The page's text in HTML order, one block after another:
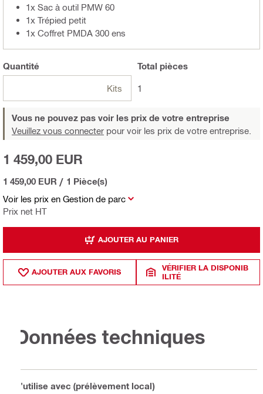
1x Sac à outil PMW 60
1x Trépied petit
1x Coffret PMDA 300 ens
Quantité
Kits
Total pièces
1
Vous ne pouvez pas voir les prix de votre entreprise
Veuillez vous connecter pour voir les prix de votre entreprise.
Voir les prix en Gestion de parc
Prix net HT
1 459,00 EUR
1 459,00 EUR / 1 Pièce(s)
AJOUTER AU PANIER
AJOUTER AUX FAVORIS
VÉRIFIER LA DISPONIB
ILITÉ
Données techniques
S'utilise avec (prélèvement local)